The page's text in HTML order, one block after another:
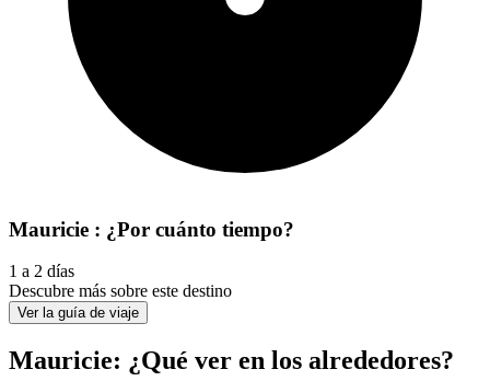
Mauricie : ¿Por cuánto tiempo?
1 a 2 días
Descubre más sobre este destino
Ver la guía de viaje
Mauricie: ¿Qué ver en los alrededores?